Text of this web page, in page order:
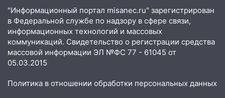
09:28 Дети на дорогах: пострадали
велосипедисты, мотоциклисты и
пешеходы. Обзор крупных аварий в
Ульяновской области
08:30 Поджог со свечой, 16 сгоревших
07:50
Какая погоды будет днем 8
"Информационный портал misanec.ru" зарегистрирован
в Федеральной службе по надзору в сфере связи,
информационных технологий и массовых
коммуникаций. Свидетельство о регистрации средства
массовой информации ЭЛ №ФС 77 - 61045 от
05.03.2015
Политика в отношении обработки персональных данных